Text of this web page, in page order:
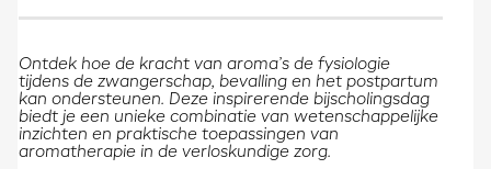
Ontdek hoe de kracht van aroma’s de fysiologie
tijdens de zwangerschap, bevalling en het postpartum
kan ondersteunen. Deze inspirerende bijscholingsdag
biedt je een unieke combinatie van wetenschappelijke
inzichten en praktische toepassingen van
aromatherapie in de verloskundige zorg.